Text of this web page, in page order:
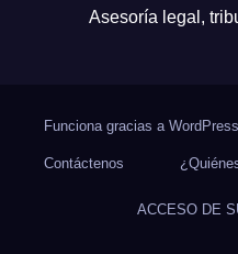
Asesoría legal,
Funciona gracias a WordPress
Contáctenos
ACCESO DE